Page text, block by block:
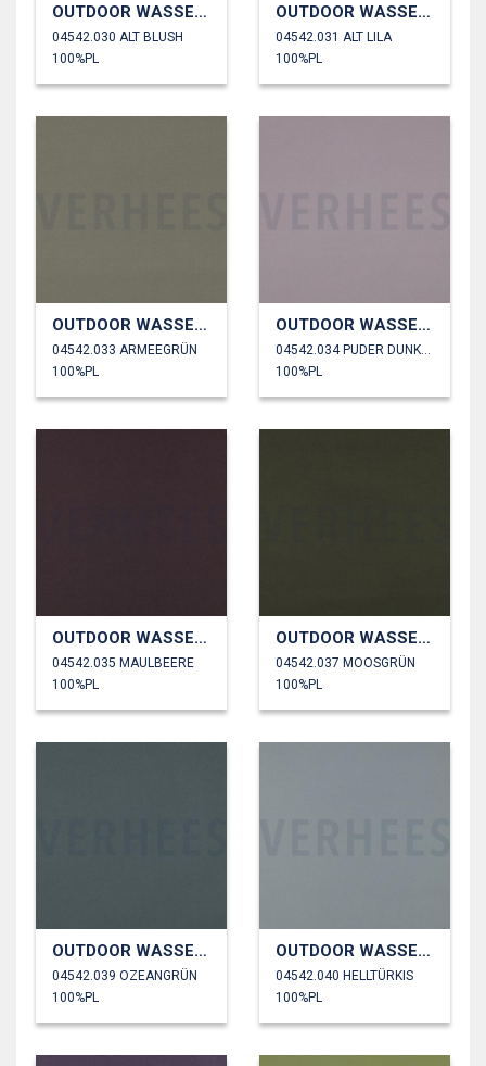
OUTDOOR WASSERDICHT
04542.030 ALT BLUSH
100%PL
OUTDOOR WASSERDICHT
04542.031 ALT LILA
100%PL
OUTDOOR WASSERDICHT
04542.033 ARMEEGRÜN
100%PL
OUTDOOR WASSERDICHT
100%PL
OUTDOOR WASSERDICHT
04542.035 MAULBEERE
100%PL
OUTDOOR WASSERDICHT
04542.037 MOOSGRÜN
100%PL
OUTDOOR WASSERDICHT
04542.039 OZEANGRÜN
100%PL
OUTDOOR WASSERDICHT
04542.040 HELLTÜRKIS
100%PL